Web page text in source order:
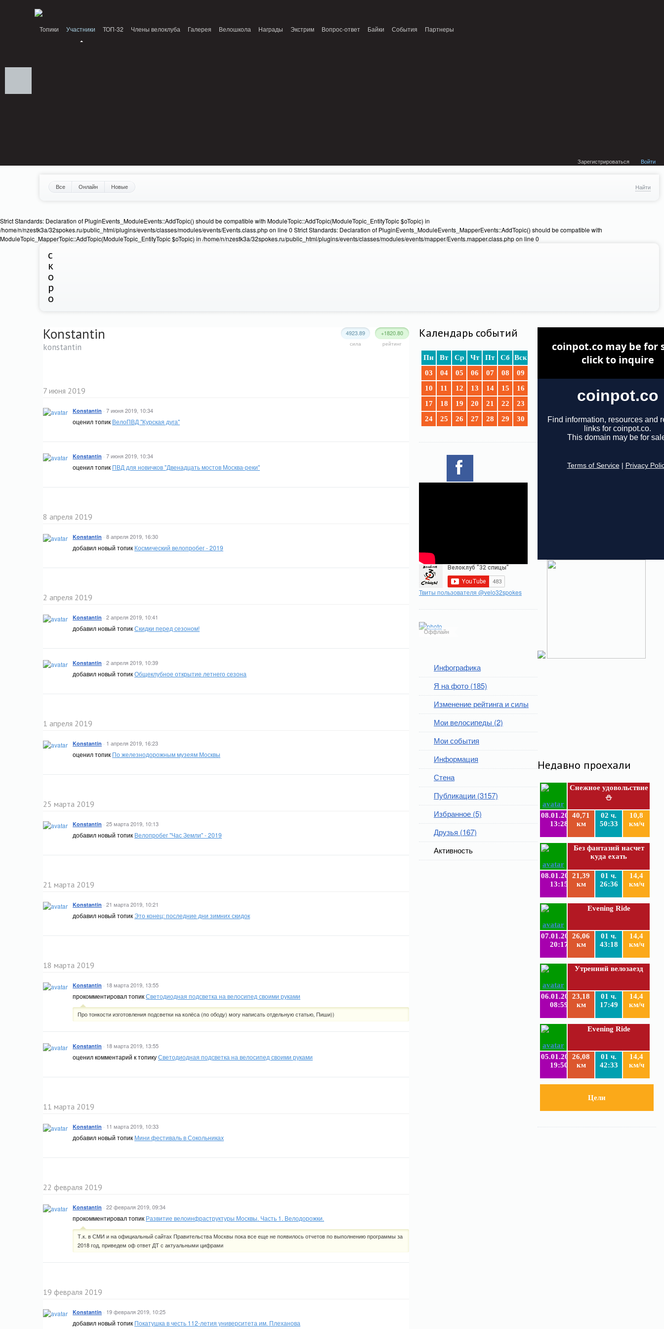
Топики Участники ТОП-32 Члены велоклуба Галерея Велошкола Награды Экстрим Вопрос-ответ Байки События Партнеры
Зарегистрироваться Войти
Все Онлайн Новые Найти
Strict Standards: Declaration of PluginEvents_ModuleEvents::AddTopic() should be compatible with ModuleTopic::AddTopic(ModuleTopic_EntityTopic $oTopic) in
/home/n/nzestk3a/32spokes.ru/public_html/plugins/events/classes/modules/events/Events.class.php on line 0 Strict Standards: Declaration of PluginEvents_ModuleEvents_MapperEvents::AddTopic() should be compatible with
ModuleTopic_MapperTopic::AddTopic(ModuleTopic_EntityTopic $oTopic) in /home/n/nzestk3a/32spokes.ru/public_html/plugins/events/classes/modules/events/mapper/Events.mapper.class.php on line 0
с
к
о
р
о
Недавно проехали
Снежное удовольствие
⛄
08.01.2019
13:28
40,71
км
02 ч.
50:33
10,8
км/ч
Без фантазий насчет
куда ехать
08.01.2019
13:15
21,39
км
01 ч.
26:36
14,4
км/ч
Evening Ride
07.01.2019
20:17
26,06
км
01 ч.
43:18
14,4
км/ч
Утренний велозаезд
06.01.2019
08:59
23,18
км
01 ч.
17:49
14,4
км/ч
Evening Ride
05.01.2019
19:50
26,08
км
01 ч.
42:33
14,4
км/ч
Цели
Календарь событий
Пн Вт Ср Чт Пт Сб
Вск
03
04 05 06 07 08
09
10
11 12 13 14 15
16
17
18 19 20 21 22
23
24
25 26 27 28 29 30
Твиты пользователя @velo32spokes
Оффлайн
Инфографика
Я на фото (185)
Изменение рейтинга и силы
Мои велосипеды (2)
Мои события
Информация
Стена
Публикации (3157)
Избранное (5)
Друзья (167)
Активность
+1820.80
рейтинг
4923.89
сила
Konstantin
konstantin
7 июня 2019
Konstantin · 7 июня 2019, 10:34
оценил топик ВелоПВД "Курская дуга"
Konstantin · 7 июня 2019, 10:34
оценил топик ПВД для новичков "Двенадцать мостов Москва-реки"
8 апреля 2019
Konstantin · 8 апреля 2019, 16:30
добавил новый топик Космический велопробег - 2019
2 апреля 2019
Konstantin · 2 апреля 2019, 10:41
добавил новый топикСкидки перед сезоном!
Konstantin · 2 апреля 2019, 10:39
добавил новый топикОбщеклубное открытие летнего сезона
1 апреля 2019
Konstantin · 1 апреля 2019, 16:23
оценил топик По железнодорожным музеям Москвы
25 марта 2019
Konstantin · 25 марта 2019, 10:13
добавил новый топик Велопробег "Час Земли" - 2019
21 марта 2019
Konstantin · 21 марта 2019, 10:21
добавил новый топик Это конец: последние дни зимних скидок
18 марта 2019
Konstantin · 18 марта 2019, 13:55
прокомментировал топикСветодиодная подсветка на велосипед своими руками
Про тонкости изготовления подсветки на колёса (по ободу) могу написать отдельную статью, Пиши))
Konstantin · 18 марта 2019, 13:55
оценил комментарий к топикуСветодиодная подсветка на велосипед своими руками
11 марта 2019
Konstantin · 11 марта 2019, 10:33
добавил новый топик Мини фестиваль в Сокольниках
22 февраля 2019
Konstantin · 22 февраля 2019, 09:34
прокомментировал топик Развитие велоинфраструктуры Москвы. Часть 1. Велодорожки.
Т.к. в СМИ и на официальный сайтах Правительства Москвы пока все еще не появилось отчетов по выполнению программы за
2018 год, приведем оф ответ ДТ с актуальными цифрами
19 февраля 2019
Konstantin · 19 февраля 2019, 10:25
добавил новый топик Покатушка в честь 112-летия университета им. Плеханова